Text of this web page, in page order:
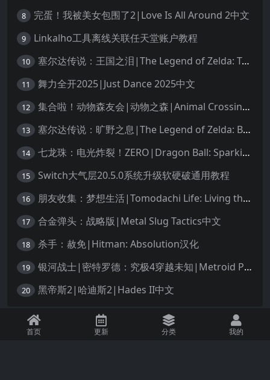
8 完蛋！我被美女包围了2|Love Is All Around 2中文
9 Linkalho工具离线关联任天堂账户教程
10 塞尔达传说：王国之泪|The Legend of Zelda: Tears of the Kingdom中文
11 舞力全开2025|Just Dance 2025中文
12 集合啦！动物森友会|动物之森|Animal Crossing: New Horizons中文
13 塞尔达传说：旷野之息|The Legend of Zelda: Breath of the Wild中文
14 七龙珠：电光炸裂！ZERO|Dragon Ball: Sparking! Zero中文
15 Switch大气层20.5.0系统升级软硬破通用教程
16 朋友收集：梦想生活|Tomodachi Life: Living the Dream中文
17 合金弹头：战略版|Metal Slug Tactics中文
18 杀手：赦免|Hitman: Absolution汉化
19 银河战士|密特罗德：究极4穿越未知|Metroid Prime 4: Beyond中文
20 黑帝斯2|哈迪斯2|Hades II中文
免责声明：本站资源均源自网络，诺涉及您的版权，知识产权或其他利益，请附
首页 更新 分类 我的